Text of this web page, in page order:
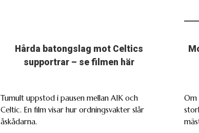
Hårda batongslag mot Celtics
supportrar – se filmen här
Tumult uppstod i pausen mellan AIK och
Celtic. En film visar hur ordningsvakter slår
åskådarna.
Om